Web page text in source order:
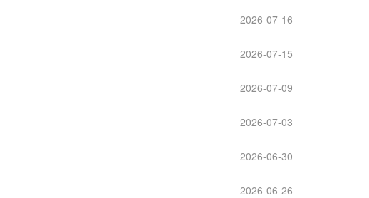
2026-07-16
2026-07-15
2026-07-09
2026-07-03
2026-06-30
2026-06-26